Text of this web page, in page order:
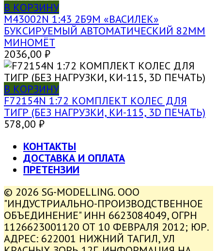
В КОРЗИНУ
M43002N 1:43 2Б9М «ВАСИЛЕК»
БУКСИРУЕМЫЙ АВТОМАТИЧЕСКИЙ 82ММ
МИНОМЁТ
2036,00 ₽
В КОРЗИНУ
F72154N 1:72 КОМПЛЕКТ КОЛЕС ДЛЯ
ТИГР (БЕЗ НАГРУЗКИ, КИ-115, 3D ПЕЧАТЬ)
578,00 ₽
КОНТАКТЫ
ДОСТАВКА И ОПЛАТА
ПРЕТЕНЗИИ
© 2026 SG-MODELLING. ООО
"ИНДУСТРИАЛЬНО-ПРОИЗВОДСТВЕННОЕ
ОБЪЕДИНЕНИЕ" ИНН 6623084049, ОГРН
1126623001120 ОТ 10 ФЕВРАЛЯ 2012; ЮР.
АДРЕС: 622001 НИЖНИЙ ТАГИЛ, УЛ